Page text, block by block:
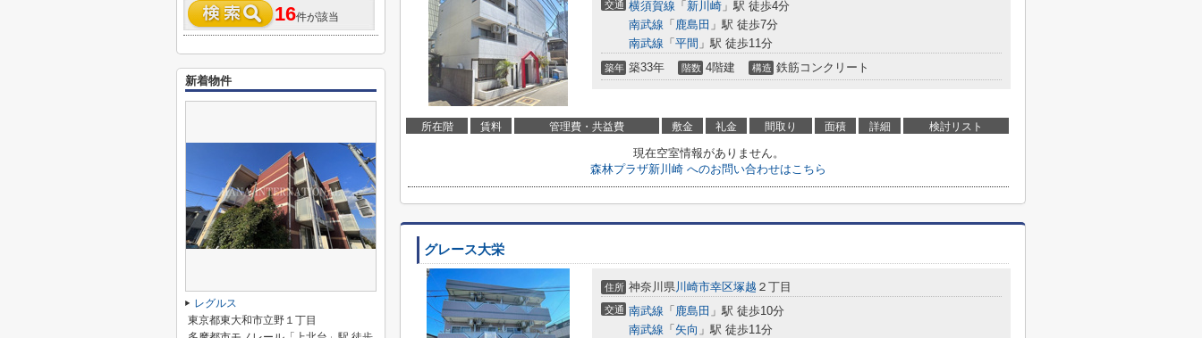
交通 横須賀線 「 新川崎 」駅 徒歩4分
南武線 「 鹿島田 」駅 徒歩7分
南武線 「 平間 」駅 徒歩11分
築年 築33年 階数 4階建 構造 鉄筋コンクリート
所在階 賃料 管理費・共益費 敷金 礼金 間取り 面積 詳細 検討リスト
現在空室情報がありません。
森林プラザ新川崎 へのお問い合わせはこちら
グレース大栄
住所 神奈川県川崎市幸区塚越 ２丁目
交通 南武線 「 鹿島田 」駅 徒歩10分
南武線 「 矢向 」駅 徒歩11分
16件が該当
新着物件
レグルス
東京都東大和市立野１丁目